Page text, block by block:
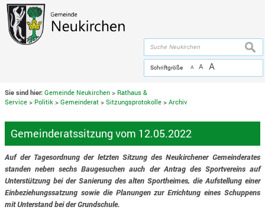
Zum Inhalt,zur Navigation
Schriftgröße A A A
Sie sind hier: Gemeinde Neukirchen > Rathaus &
Service > Politik >Gemeinderat >Sitzungsprotokolle >Archiv
Gemeinderatssitzung vom 12.05.2022
Auf der Tagesordnung der letzten Sitzung des Neukirchener Gemeinderates
standen neben sechs Baugesuchen auch der Antrag des Sportvereins auf
Unterstützung bei der Sanierung des alten Sportheimes, die Aufstellung einer
Einbeziehungssatzung sowie die Planungen zur Errichtung eines Schuppens
mit Unterstand bei der Grundschule.